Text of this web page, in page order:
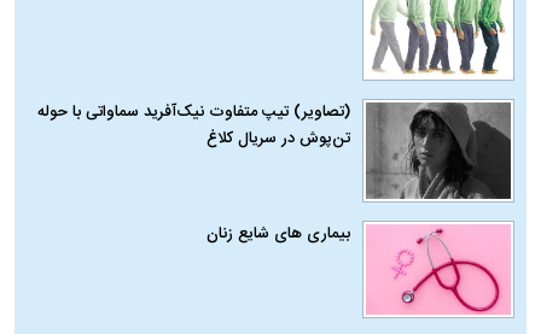
(تصاویر) تیپ متفاوت نیک‌آفرید سماواتی با حوله
تن‌پوش در سریال کلاغ
بیماری‌ های شایع زنان